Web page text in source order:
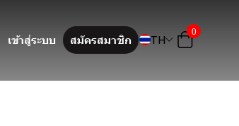
เข้าสู่ระบบ สมัครสมาชิก TH
0